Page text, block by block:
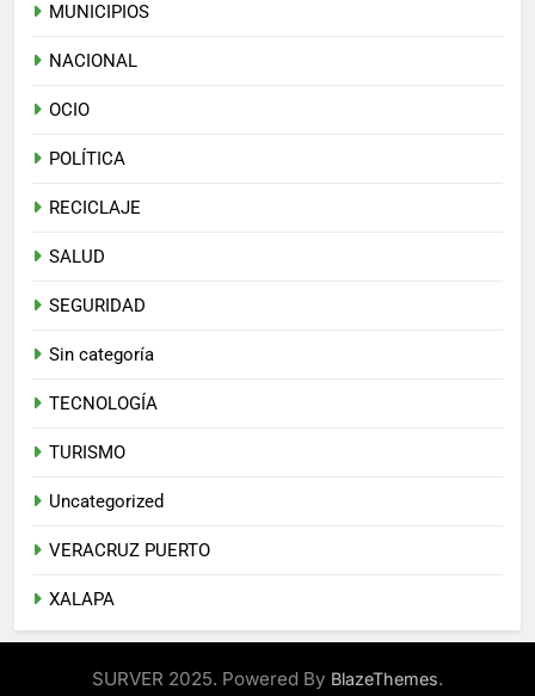
MUNICIPIOS
NACIONAL
OCIO
POLÍTICA
RECICLAJE
SALUD
SEGURIDAD
Sin categoría
TECNOLOGÍA
TURISMO
Uncategorized
VERACRUZ PUERTO
XALAPA
SURVER 2025. Powered By BlazeThemes.